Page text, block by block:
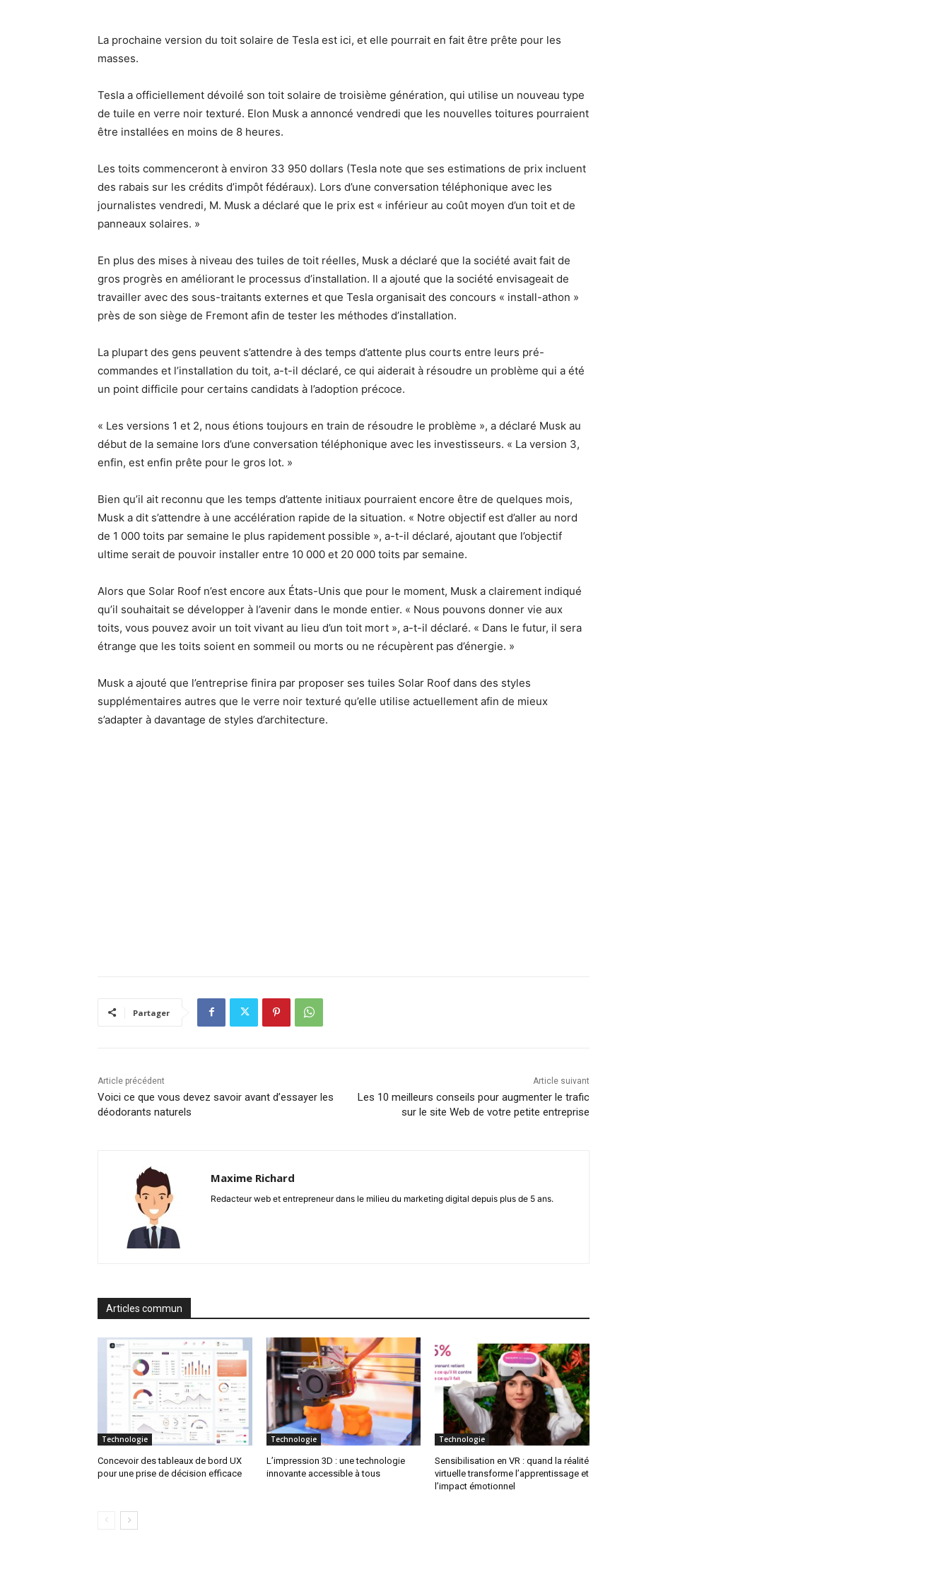
La prochaine version du toit solaire de Tesla est ici, et elle pourrait en fait être prête pour les
masses.
Tesla a officiellement dévoilé son toit solaire de troisième génération, qui utilise un nouveau type
de tuile en verre noir texturé. Elon Musk a annoncé vendredi que les nouvelles toitures pourraient
être installées en moins de 8 heures.
Les toits commenceront à environ 33 950 dollars (Tesla note que ses estimations de prix incluent
des rabais sur les crédits d’impôt fédéraux). Lors d’une conversation téléphonique avec les
journalistes vendredi, M. Musk a déclaré que le prix est « inférieur au coût moyen d’un toit et de
panneaux solaires. »
En plus des mises à niveau des tuiles de toit réelles, Musk a déclaré que la société avait fait de
gros progrès en améliorant le processus d’installation. Il a ajouté que la société envisageait de
travailler avec des sous-traitants externes et que Tesla organisait des concours « install-athon »
près de son siège de Fremont afin de tester les méthodes d’installation.
La plupart des gens peuvent s’attendre à des temps d’attente plus courts entre leurs pré-
commandes et l’installation du toit, a-t-il déclaré, ce qui aiderait à résoudre un problème qui a été
un point difficile pour certains candidats à l’adoption précoce.
« Les versions 1 et 2, nous étions toujours en train de résoudre le problème », a déclaré Musk au
début de la semaine lors d’une conversation téléphonique avec les investisseurs. « La version 3,
enfin, est enfin prête pour le gros lot. »
Bien qu’il ait reconnu que les temps d’attente initiaux pourraient encore être de quelques mois,
Musk a dit s’attendre à une accélération rapide de la situation. « Notre objectif est d’aller au nord
de 1 000 toits par semaine le plus rapidement possible », a-t-il déclaré, ajoutant que l’objectif
ultime serait de pouvoir installer entre 10 000 et 20 000 toits par semaine.
Alors que Solar Roof n’est encore aux États-Unis que pour le moment, Musk a clairement indiqué
qu’il souhaitait se développer à l’avenir dans le monde entier. « Nous pouvons donner vie aux
toits, vous pouvez avoir un toit vivant au lieu d’un toit mort », a-t-il déclaré. « Dans le futur, il sera
étrange que les toits soient en sommeil ou morts ou ne récupèrent pas d’énergie. »
Musk a ajouté que l’entreprise finira par proposer ses tuiles Solar Roof dans des styles
supplémentaires autres que le verre noir texturé qu’elle utilise actuellement afin de mieux
s’adapter à davantage de styles d’architecture.
Partager
Article précédent
Voici ce que vous devez savoir avant d’essayer les
déodorants naturels
Article suivant
Les 10 meilleurs conseils pour augmenter le trafic
sur le site Web de votre petite entreprise
Maxime Richard
Redacteur web et entrepreneur dans le milieu du marketing digital depuis plus de 5 ans.
Articles commun
Technologie
Concevoir des tableaux de bord UX
pour une prise de décision efficace
Technologie
L’impression 3D : une technologie
innovante accessible à tous
Technologie
Sensibilisation en VR : quand la réalité
virtuelle transforme l’apprentissage et
l’impact émotionnel